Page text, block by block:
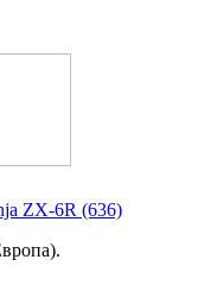
ZX-6R (636)